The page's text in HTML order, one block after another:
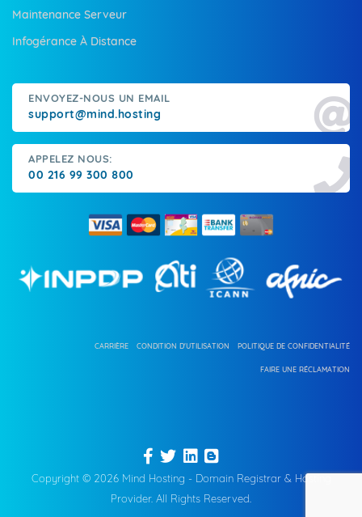
Maintenance Serveur
Infogérance À Distance
ENVOYEZ-NOUS UN EMAIL
support@mind.hosting
APPELEZ NOUS:
00 216 99 300 800
POLITIQUE DE CONFIDENTIALITÉ
CONDITION D'UTILISATION
CARRIÈRE
FAIRE UNE RÉCLAMATION
Copyright © 2026 Mind Hosting - Domain Registrar & Hosting
Provider. All Rights Reserved.